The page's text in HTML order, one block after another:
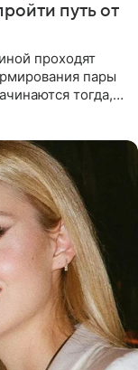
путь от
проходят
пары
тогда,